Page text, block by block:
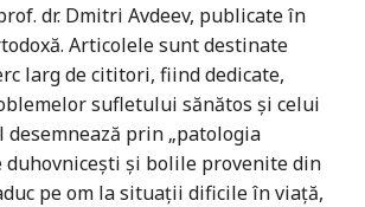
dr. Dmitri Avdeev, publicate în
Articolele sunt destinate
larg de cititori, fiind dedicate,
sufletului sănătos și celui
desemnează prin „patologia
duhovnicești și bolile provenite din
pe om la situații dificile în viață,